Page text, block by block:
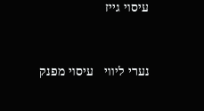
עיסוי גייז
נערי ליווי עיסוי מפנק